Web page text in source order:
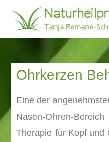
Ohrkerzen
Eine der
Nasen-Ohren-
Therapie für Kopf und